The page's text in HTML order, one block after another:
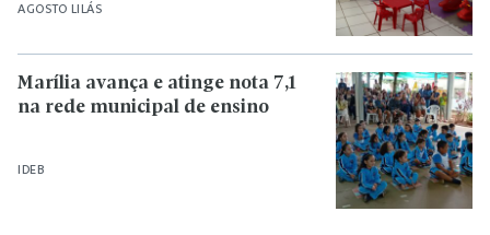
AGOSTO LILÁS
IDEB
Marília avança e atinge nota 7,1
na rede municipal de ensino